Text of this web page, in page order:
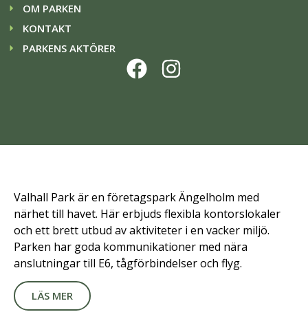
OM PARKEN
KONTAKT
PARKENS AKTÖRER
Valhall Park är en företagspark Ängelholm med
närhet till havet. Här erbjuds flexibla kontorslokaler
och ett brett utbud av aktiviteter i en vacker miljö.
Parken har goda kommunikationer med nära
anslutningar till E6, tågförbindelser och flyg.
LÄS MER